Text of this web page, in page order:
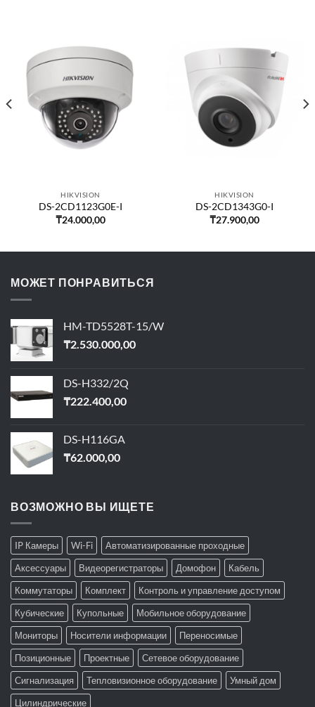
HIKVISION
DS-2CD1123G0E-I
₸24.000,00
HIKVISION
DS-2CD1343G0-I
₸27.900,00
МОЖЕТ ПОНРАВИТЬСЯ
HM-TD5528T-15/W
₸2.530.000,00
DS-H332/2Q
₸222.400,00
DS-H116GA
₸62.000,00
ВОЗМОЖНО ВЫ ИЩЕТЕ
IP Камеры Wi-Fi
Автоматизированные проходные
Аксессуары
Видеорегистраторы Домофон
Кабель
Коммутаторы
Комплект
Контроль и управление доступом
Кубические
Купольные
Мобильное оборудование
Мониторы
Носители информации
Переносимые
Позиционные
Проектные
Сетевое оборудование
Сигнализация
Тепловизионное оборудование
Умный дом
Цилиндрические